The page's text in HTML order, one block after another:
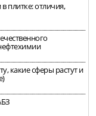
плитке: отличия,
какие сферы растут и